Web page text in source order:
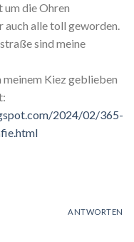
um die Ohren
auch alle toll geworden.
sind meine
meinem Kiez geblieben
2024/02/365-
ANTWORTEN